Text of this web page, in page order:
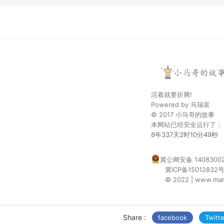
Share : facebook
活着就要折腾!
Powered by 马瑞富
© 2017 小马哥的故事
本网站已经安全运行了：
8年337天2时10分50秒
冀公网安备
冀ICP备15012832号
© 2022 |